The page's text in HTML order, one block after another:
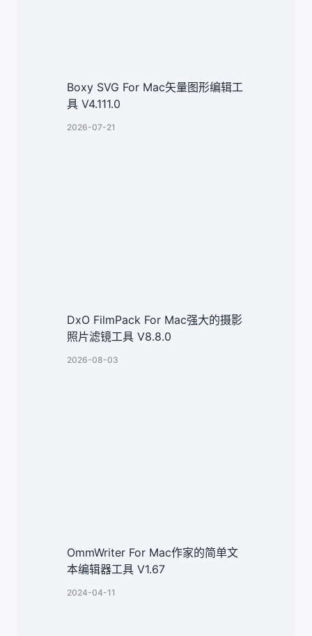
Boxy SVG For Mac矢量图形编辑工
具 V4.111.0
2026-07-21
DxO FilmPack For Mac强大的摄影
照片滤镜工具 V8.8.0
2026-08-03
OmmWriter For Mac作家的简单文
本编辑器工具 V1.67
2024-04-11